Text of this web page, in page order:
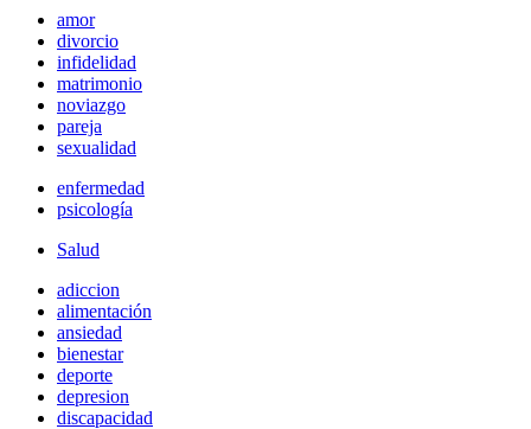
amor
divorcio
infidelidad
matrimonio
noviazgo
pareja
sexualidad
enfermedad
psicología
Salud
adiccion
alimentación
ansiedad
bienestar
deporte
depresion
discapacidad